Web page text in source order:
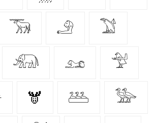
𓃞 𓄂 𓅑
𓃰 𓃭 𓅴
🫎 𓅹 𓅺